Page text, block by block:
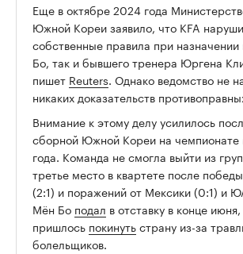
Еще в октябре 2024 года
Южной Кореи заявило, что KFA
собственные правила при
Бо, так и бывшего тренера Юргена
пишет Reuters. Однако ведомство не
никаких доказательств
Внимание к этому делу усилилось
сборной Южной Кореи на
года. Команда не смогла выйти из
третье место в квартете после
(2:1) и поражений от Мексики (0:1) и
Мён Бо подал в отставку в конце
пришлось покинутьстрану из-за
болельщиков.